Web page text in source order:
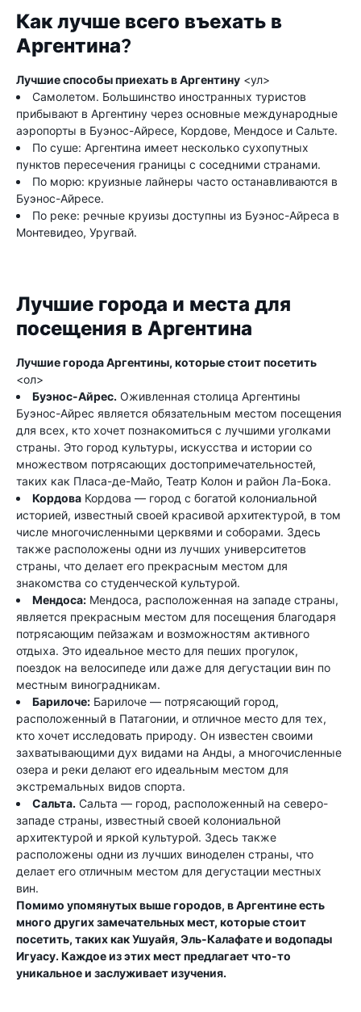
Как лучше всего въехать в
Аргентина?
Лучшие способы приехать в Аргентину <ул>
Самолетом. Большинство иностранных туристов
прибывают в Аргентину через основные международные
аэропорты в Буэнос-Айресе, Кордове, Мендосе и Сальте.
По суше: Аргентина имеет несколько сухопутных
пунктов пересечения границы с соседними странами.
По морю: круизные лайнеры часто останавливаются в
Буэнос-Айресе.
По реке: речные круизы доступны из Буэнос-Айреса в
Монтевидео, Уругвай.
Лучшие города и места для
посещения в Аргентина
Лучшие города Аргентины, которые стоит посетить
<ол>
Буэнос-Айрес. Оживленная столица Аргентины
Буэнос-Айрес является обязательным местом посещения
для всех, кто хочет познакомиться с лучшими уголками
страны. Это город культуры, искусства и истории со
множеством потрясающих достопримечательностей,
таких как Пласа-де-Майо, Театр Колон и район Ла-Бока.
Кордова Кордова — город с богатой колониальной
историей, известный своей красивой архитектурой, в том
числе многочисленными церквями и соборами. Здесь
также расположены одни из лучших университетов
страны, что делает его прекрасным местом для
знакомства со студенческой культурой.
Мендоса: Мендоса, расположенная на западе страны,
является прекрасным местом для посещения благодаря
потрясающим пейзажам и возможностям активного
отдыха. Это идеальное место для пеших прогулок,
поездок на велосипеде или даже для дегустации вин по
местным виноградникам.
Барилоче: Барилоче — потрясающий город,
расположенный в Патагонии, и отличное место для тех,
кто хочет исследовать природу. Он известен своими
захватывающими дух видами на Анды, а многочисленные
озера и реки делают его идеальным местом для
экстремальных видов спорта.
Сальта. Сальта — город, расположенный на северо-
западе страны, известный своей колониальной
архитектурой и яркой культурой. Здесь также
расположены одни из лучших виноделен страны, что
делает его отличным местом для дегустации местных
вин.
Помимо упомянутых выше городов, в Аргентине есть
много других замечательных мест, которые стоит
посетить, таких как Ушуайя, Эль-Калафате и водопады
Игуасу. Каждое из этих мест предлагает что-то
уникальное и заслуживает изучения.